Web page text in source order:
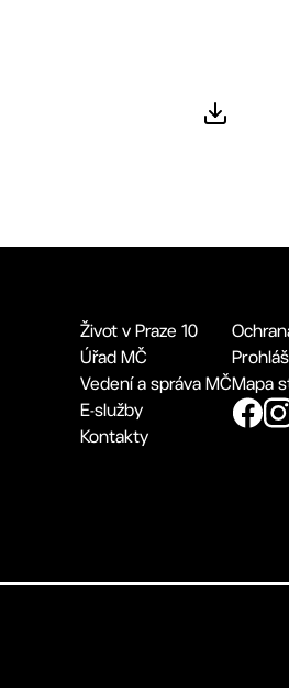
Život v Praze 10
Úřad MČ
Vedení a správa MČ
E-služby
Kontakty
Mapa